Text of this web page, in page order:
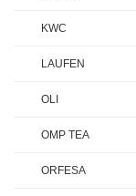
KWC
LAUFEN
OLI
OMP TEA
ORFESA